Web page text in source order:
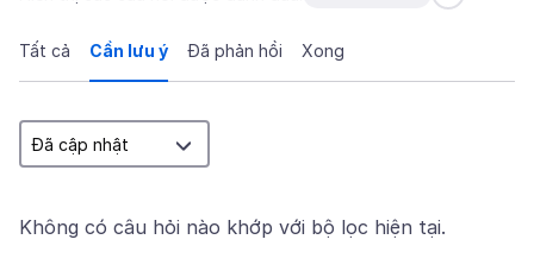
Tất cả Cần lưu ý Đã phản hồi Xong
Không có câu hỏi nào khớp với bộ lọc hiện tại.